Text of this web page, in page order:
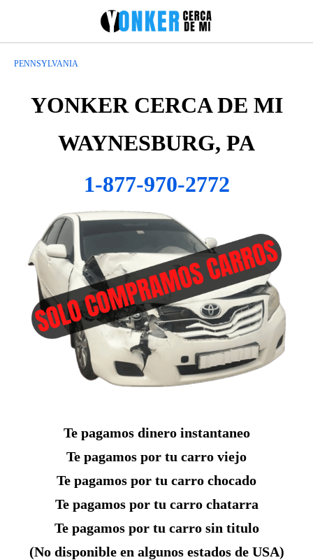
PENNSYLVANIA
YONKER CERCA DE MI
WAYNESBURG, PA
1-877-970-2772
Te pagamos dinero instantaneo
Te pagamos por tu carro viejo
Te pagamos por tu carro chocado
Te pagamos por tu carro chatarra
Te pagamos por tu carro sin titulo
(No disponible en algunos estados de USA)